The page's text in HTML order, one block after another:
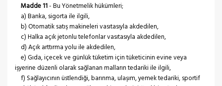
Madde 11- Bu Yönetmelik hükümleri;
a) Banka, sigorta ile ilgili,
b) Otomatik satış makineleri vasıtasıyla akdedilen,
c) Halka açık jetonlu telefonlar vasıtasıyla akdedilen,
d) Açık arttırma yolu ile akdedilen,
e) Gıda, içecek ve günlük tüketim için tüketicinin evine veya
işyerine düzenli olarak sağlanan malların tedariki ile ilgili,
f) Sağlayıcının üstlendiği, barınma, ulaşım, yemek tedariki, sportif